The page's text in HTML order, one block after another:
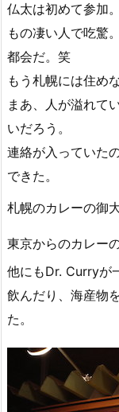
仏太は初めて参加。
もの凄い人で吃驚。
都会だ。笑
もう札幌には住め
まあ、人が溢れて
いだろう。
連絡が入っていた
できた。
札幌のカレーの御
東京からのカレー
他にもDr. Curryが
飲んだり、海産物
た。